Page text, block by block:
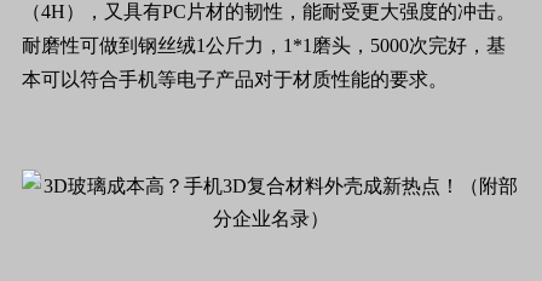
（4H），又具有PC片材的韧性，能耐受更大强度的冲击。
耐磨性可做到钢丝绒1公斤力，1*1磨头，5000次完好，基
本可以符合手机等电子产品对于材质性能的要求。